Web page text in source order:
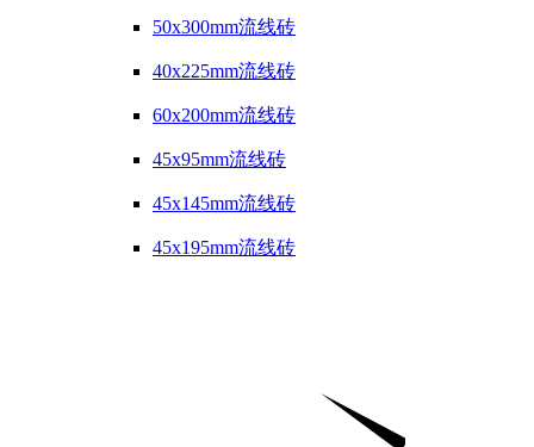
50x300mm流线砖
40x225mm流线砖
60x200mm流线砖
45x95mm流线砖
45x145mm流线砖
45x195mm流线砖